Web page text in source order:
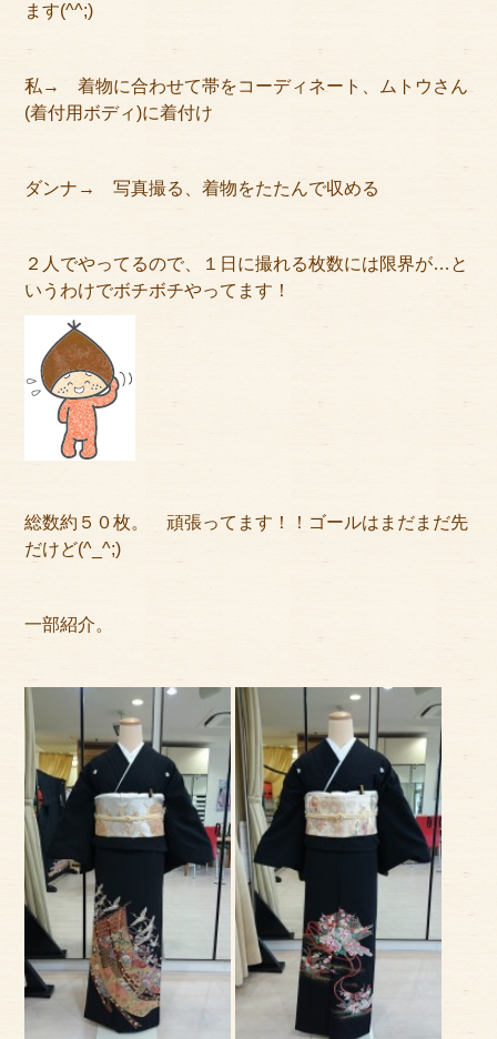
ご利用の流れ
成人式特設ページ
プライバシーポリシー
サイトマップ
ます(^^;)
私→ 着物に合わせて帯をコーディネート、ムトウさん
(着付用ボディ)に着付け
ダンナ→ 写真撮る、着物をたたんで収める
２人でやってるので、１日に撮れる枚数には限界が…と
いうわけでボチボチやってます！
総数約５０枚。 頑張ってます！！ゴールはまだまだ先
だけど(^_^;)
一部紹介。